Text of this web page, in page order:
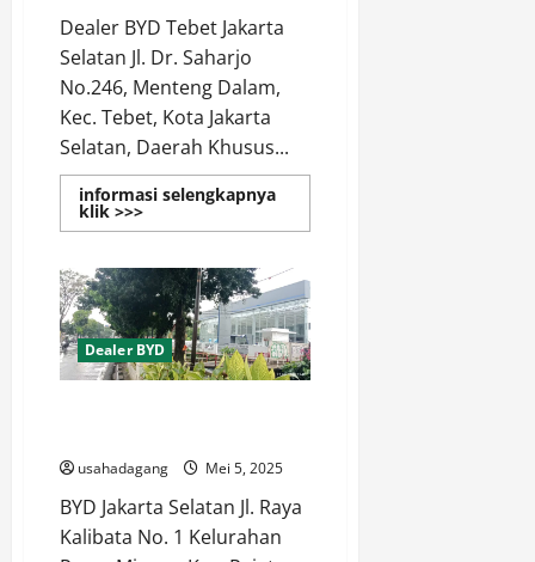
Dealer BYD Tebet Jakarta
Selatan Jl. Dr. Saharjo
No.246, Menteng Dalam,
Kec. Tebet, Kota Jakarta
Selatan, Daerah Khusus...
informasi selengkapnya
klik >>>Read
more
Dealer
BYD
Terdekat
di
Tebet
Jakarta
Selatan
Dealer BYD
usahadagang Mei 5, 2025
BYD Jakarta Selatan Jl. Raya
Kalibata No. 1 Kelurahan